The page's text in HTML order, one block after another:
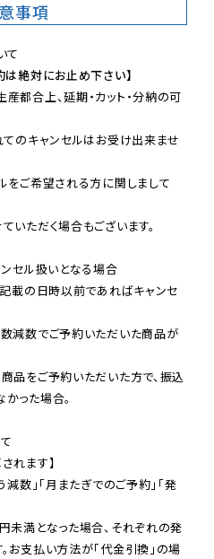
事項
は絶対にお止め下さい】
都合上、延期・カット・分納の可
てのキャンセルはお受け出来ませ
をご希望される方に関しまして
いただく場合もございます。
セル扱いとなる場合
載の日時以前であればキャンセ
減数でご予約いただいた商品が
品をご予約いただいた方で、振込
った場合。
れます】
減数」「月またぎでのご予約」「発
未満となった場合、それぞれの発
お支払い方法が「代金引換」の場